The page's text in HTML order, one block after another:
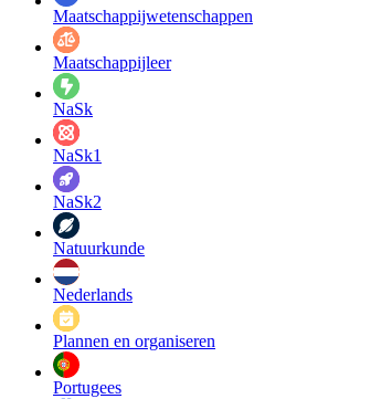
Maatschappij­wetenschappen
Maatschappijleer
NaSk
NaSk1
NaSk2
Natuurkunde
Nederlands
Plannen en organiseren
Portugees